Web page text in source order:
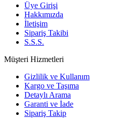
Üye Girişi
Hakkımızda
İletişim
Sipariş Takibi
S.S.S.
Müşteri Hizmetleri
Gizlilik ve Kullanım
Kargo ve Taşıma
Detaylı Arama
Garanti ve İade
Sipariş Takip